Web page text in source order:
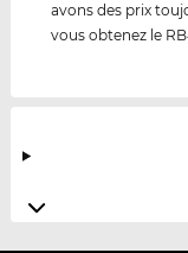
avons des prix
vous obtenez le